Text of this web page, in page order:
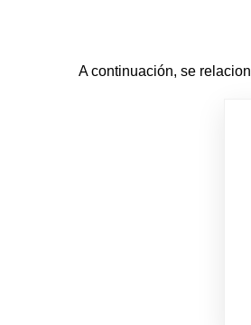
A continuación, se